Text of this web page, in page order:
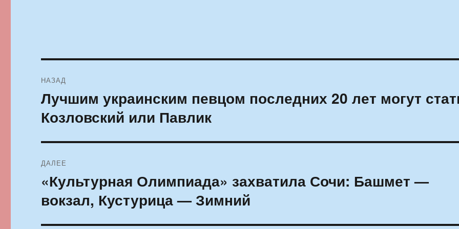
по
записям
НАЗАД
Предыдущая
запись:
Лучшим украинским певцом последних 20 лет могут
Козловский или Павлик
ДАЛЕЕ
Следующая
запись:
«Культурная Олимпиада» захватила Сочи: Башмет —
вокзал, Кустурица — Зимний